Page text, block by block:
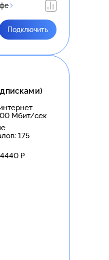
Подключить
Мбит/сек
175
4440 ₽